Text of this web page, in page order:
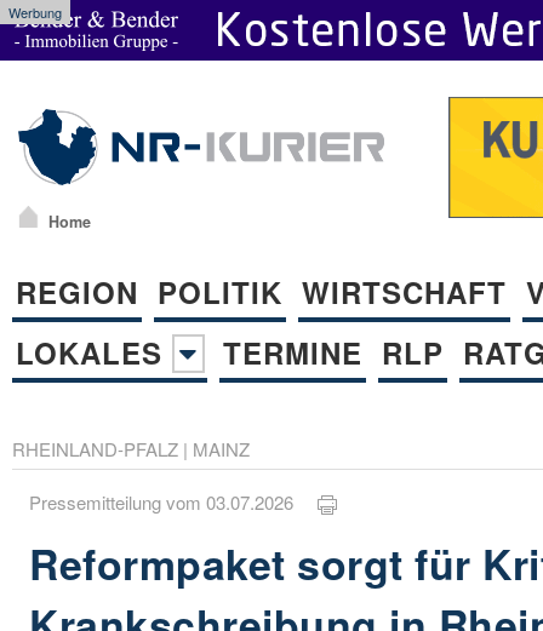
Werbung
Home
REGION POLITIK WIRTSCHAFT
LOKALES
TERMINE RLP
RHEINLAND-PFALZ | MAINZ
Pressemitteilung vom 03.07.2026
Reformpaket sorgt für